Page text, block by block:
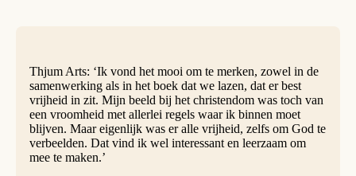
Thjum Arts: ‘Ik vond het mooi om te merken, zowel in de
samenwerking als in het boek dat we lazen, dat er best
vrijheid in zit. Mijn beeld bij het christendom was toch van
een vroomheid met allerlei regels waar ik binnen moet
blijven. Maar eigenlijk was er alle vrijheid, zelfs om God te
verbeelden. Dat vind ik wel interessant en leerzaam om
mee te maken.’